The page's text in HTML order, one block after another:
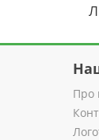
Про